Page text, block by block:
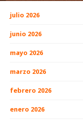
julio 2026
junio 2026
mayo 2026
marzo 2026
febrero 2026
enero 2026